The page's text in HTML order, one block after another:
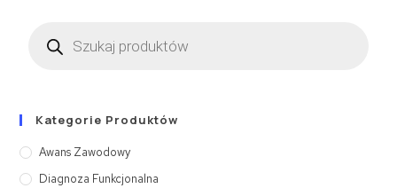
Kategorie Produktów
Awans Zawodowy
Diagnoza Funkcjonalna